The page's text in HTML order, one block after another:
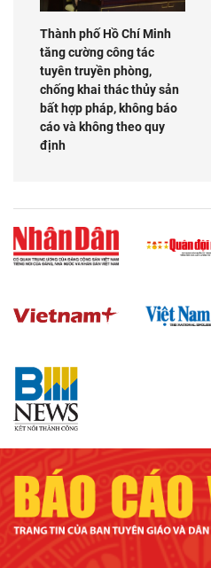
Thành phố Hồ Chí Minh
tăng cường công tác
tuyên truyền phòng,
chống khai thác thủy sản
bất hợp pháp, không báo
cáo và không theo quy
định